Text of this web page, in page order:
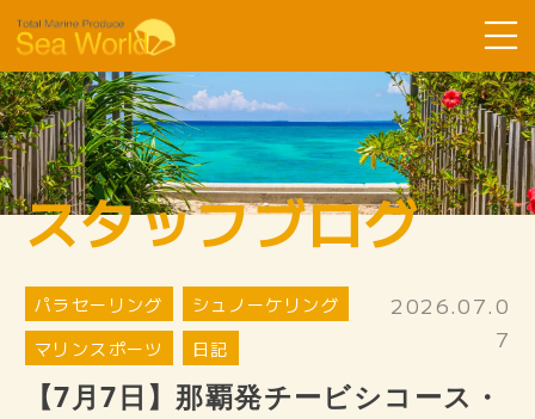
Sea Worldについて
コース紹介
ツアーの流れ
お客様の声
SDGsへ取り組み
スタッフ紹介
スタッフブログ
パラセーリング
シュノーケリング
マリンスポーツ
日記
2026.07.0
7
【7月7日】那覇発チービシコース・